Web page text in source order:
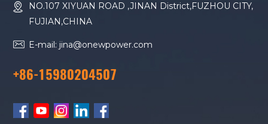
NO.107 XIYUAN ROAD ,JINAN District,FUZHOU CITY,
FUJIAN,CHINA
E-mail: jina@onewpower.com
+86-15980204507